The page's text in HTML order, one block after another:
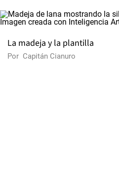
La madeja y la plantilla
Por Capitán Cianuro